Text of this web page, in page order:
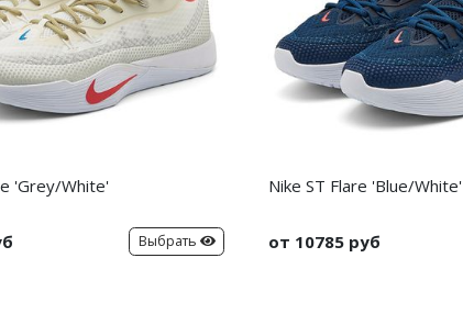
'Grey/White'
Выбрать
Nike ST Flare 'Blue/White'
от 10785 руб